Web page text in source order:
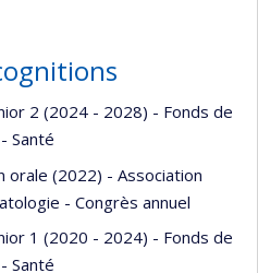
2 (2024 - 2028) - Fonds de
Santé
orale (2022) - Association
- Congrès annuel
1 (2020 - 2024) - Fonds de
Santé